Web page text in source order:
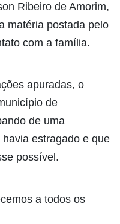
Ribeiro de Amorim,
matéria postada pelo
com a família.
apuradas, o
de
de uma
estragado e que
possível.
a todos os